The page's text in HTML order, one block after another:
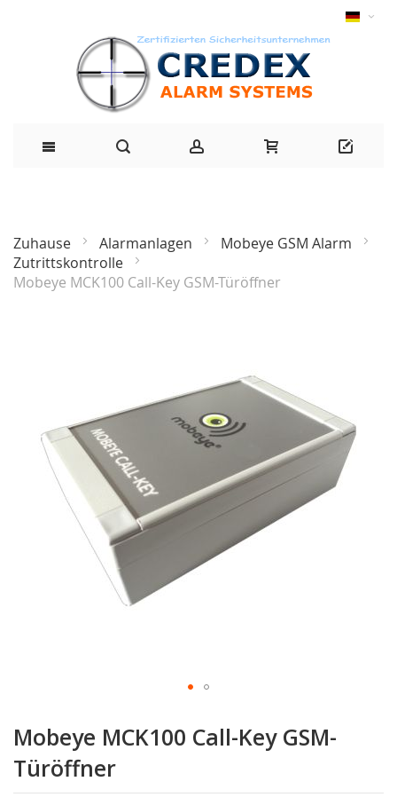
Zuhause Alarmanlagen
Mobeye GSM Alarm
Zutrittskontrolle
Mobeye MCK100 Call-Key GSM-Türöffner
Anfang
der
Bildgalerie
springen
Mobeye MCK100 Call-Key GSM-
Türöffner